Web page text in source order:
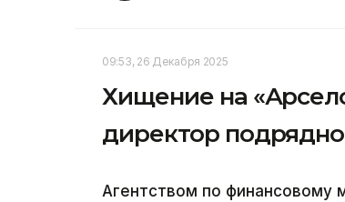
09:53, 26 Декабря 2025
Хищение на
директор
Агентством по финансовому